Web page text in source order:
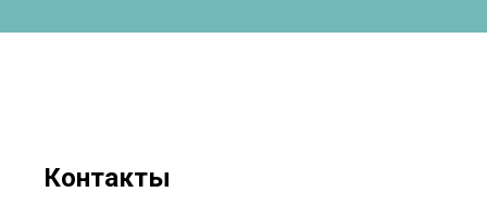
Контакты